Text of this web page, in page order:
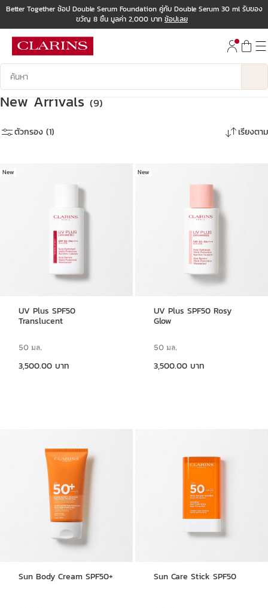
ไปที่ส่วนท้าย
Better Together ช้อป Double Serum Foundation คู่กับ Double Serum 30 ml รับของ
ขวัญ 8 ชิ้น มูลค่า 2,000 บาท ช้อปเลย
บันทึกข้อมูลค้นหา
New Arrivals (9)
ตัวกรอง (1) เรียงตาม
New
UV Plus SPF50
Translucent
50 มล.
3,500.00 บาท
New
UV Plus SPF50 Rosy
Glow
50 มล.
3,500.00 บาท
Sun Body Cream SPF50+ Sun Care Stick SPF50